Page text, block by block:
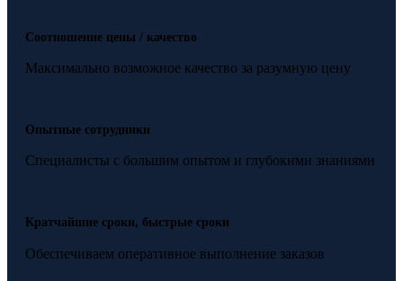
Соотношение цены / качество
Максимально возможное качество за разумную цену
Опытные сотрудники
Специалисты с большим опытом и глубокими знаниями
Кратчайшие сроки, быстрые сроки
Обеспечиваем оперативное выполнение заказов